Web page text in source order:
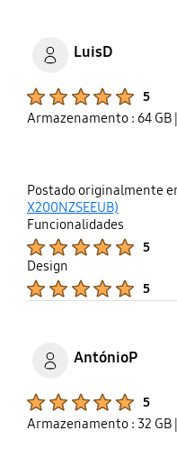
LuisD
5
Armazenamento : 64 GB
Postado originalmente
X200NZSEEUB)
Funcionalidades
5
Design
5
AntónioP
5
Armazenamento : 32 GB